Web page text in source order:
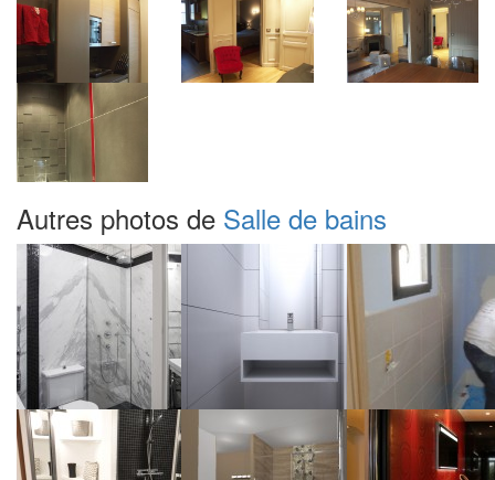
Autres photos de Salle de bains